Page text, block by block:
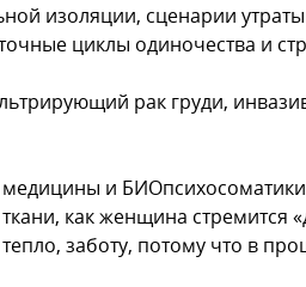
сценарии утраты
циклы одиночества и
рак груди,
и
как женщина стремится
заботу, потому что в